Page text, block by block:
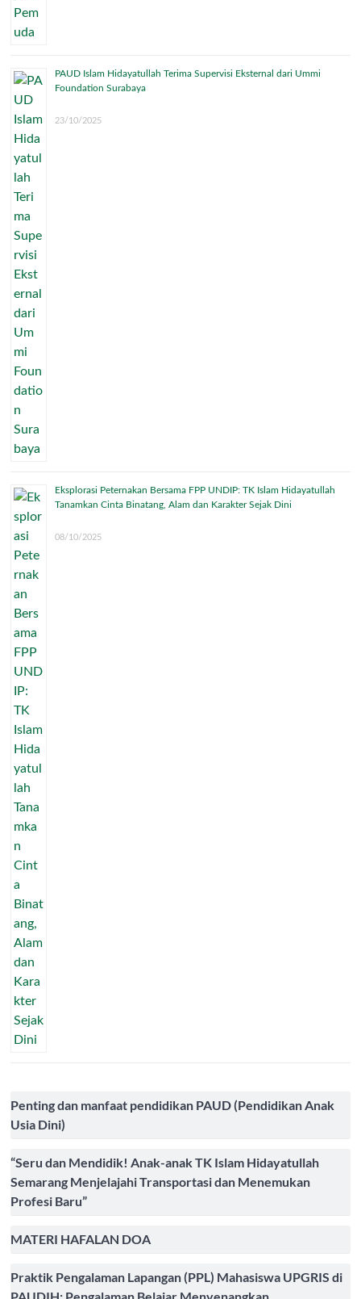
PAUD Islam Hidayatullah Terima Supervisi Eksternal dari Ummi
Foundation Surabaya
23/10/2025
Eksplorasi Peternakan Bersama FPP UNDIP: TK Islam Hidayatullah
Tanamkan Cinta Binatang, Alam dan Karakter Sejak Dini
08/10/2025
Penting dan manfaat pendidikan PAUD (Pendidikan Anak
Usia Dini)
“Seru dan Mendidik! Anak-anak TK Islam Hidayatullah
Semarang Menjelajahi Transportasi dan Menemukan
Profesi Baru”
MATERI HAFALAN DOA
Praktik Pengalaman Lapangan (PPL) Mahasiswa UPGRIS di
PAUDIH: Pengalaman Belajar Menyenangkan